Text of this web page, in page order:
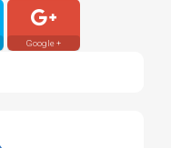
Google +